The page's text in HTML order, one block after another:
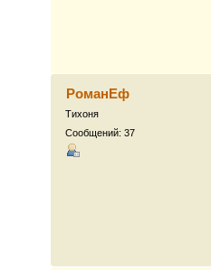
РоманЕф
Тихоня
Сообщений: 37